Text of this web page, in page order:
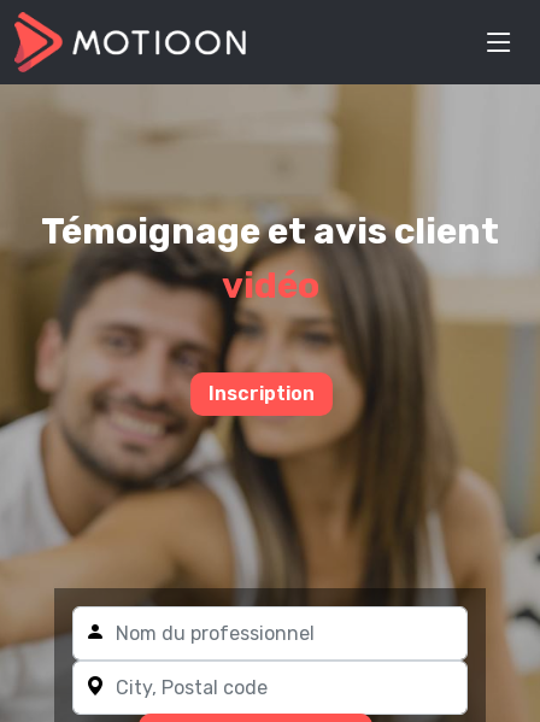
Témoignage et avis client
vidéo
Inscription